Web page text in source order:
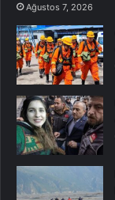
Ağustos 7, 2026